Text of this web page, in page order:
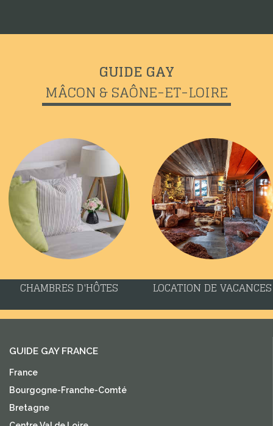
GUIDE GAY
MÂCON & SAÔNE-ET-LOIRE
CHAMBRES D'HÔTES LOCATION DE VACANCES
GUIDE GAY FRANCE
France
Bourgogne-Franche-Comté
Bretagne